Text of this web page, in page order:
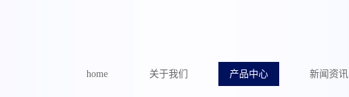
home 关于我们 产品中心 新闻资讯